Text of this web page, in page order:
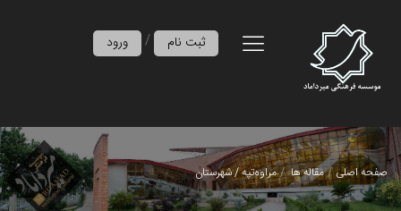
ورود / ثبت نام
صفحه اصلی مقاله ها مراوه‌تپه / شهرستان